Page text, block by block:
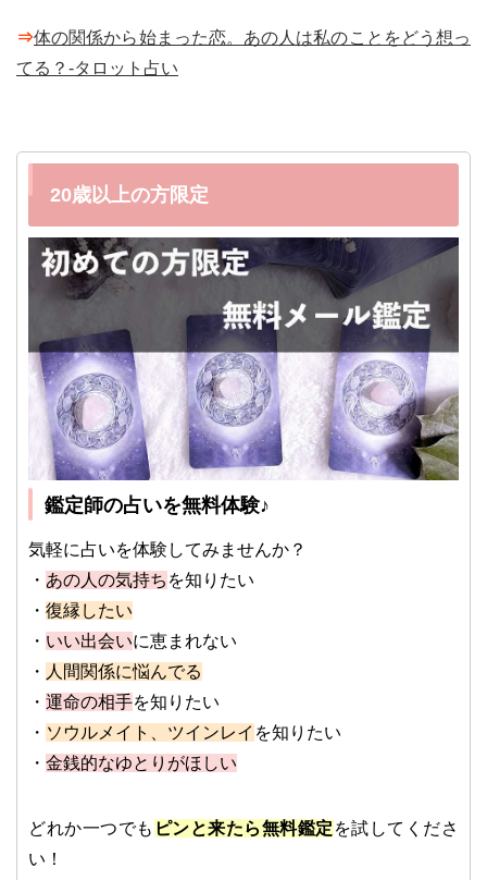
⇒体の関係から始まった恋。あの人は私のことをどう想っ
てる？-タロット占い
20歳以上の方限定
鑑定師の占いを無料体験♪
気軽に占いを体験してみませんか？
・ あの人の気持ち を知りたい
・ 復縁したい
・ いい出会いに恵まれない
・ 人間関係に悩んでる
・ 運命の相手を知りたい
・ ソウルメイト、ツインレイ を知りたい
・ 金銭的なゆとりがほしい
どれか一つでも ピンと来たら無料鑑定 を試してくださ
い！